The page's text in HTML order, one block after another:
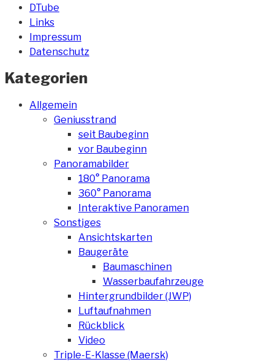
DTube
Links
Impressum
Datenschutz
Kategorien
Allgemein
Geniusstrand
seit Baubeginn
vor Baubeginn
Panoramabilder
180° Panorama
360° Panorama
Interaktive Panoramen
Sonstiges
Ansichtskarten
Baugeräte
Baumaschinen
Wasserbaufahrzeuge
Hintergrundbilder (JWP)
Luftaufnahmen
Rückblick
Video
Triple-E-Klasse (Maersk)